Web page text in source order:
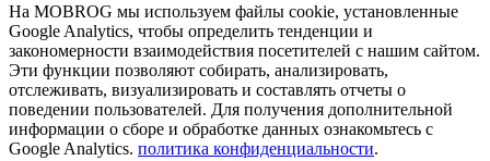
На MOBROG мы используем файлы cookie, установленные
Google Analytics, чтобы определить тенденции и
закономерности взаимодействия посетителей с нашим сайтом.
Эти функции позволяют собирать, анализировать,
отслеживать, визуализировать и составлять отчеты о
поведении пользователей. Для получения дополнительной
информации о сборе и обработке данных ознакомьтесь с
Google Analytics. политика конфиденциальности.